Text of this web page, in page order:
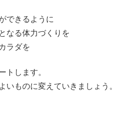
できるように
なる体力づくりを
ラダを
トします。
いものに変えていきましょう。